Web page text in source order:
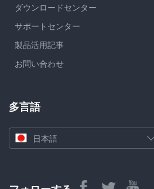
ダウンロードセンター
サポートセンター
製品活用記事
お問い合わせ
多言語
日本語